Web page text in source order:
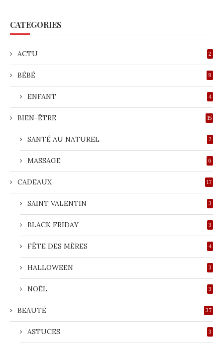
CATEGORIES
ACTU 2
BÉBÉ 9
ENFANT 4
BIEN-ÊTRE 15
SANTÉ AU NATUREL 2
MASSAGE 6
CADEAUX 17
SAINT VALENTIN 3
BLACK FRIDAY 3
FÊTE DES MÈRES 4
HALLOWEEN 3
NOËL 3
BEAUTÉ 37
ASTUCES 3